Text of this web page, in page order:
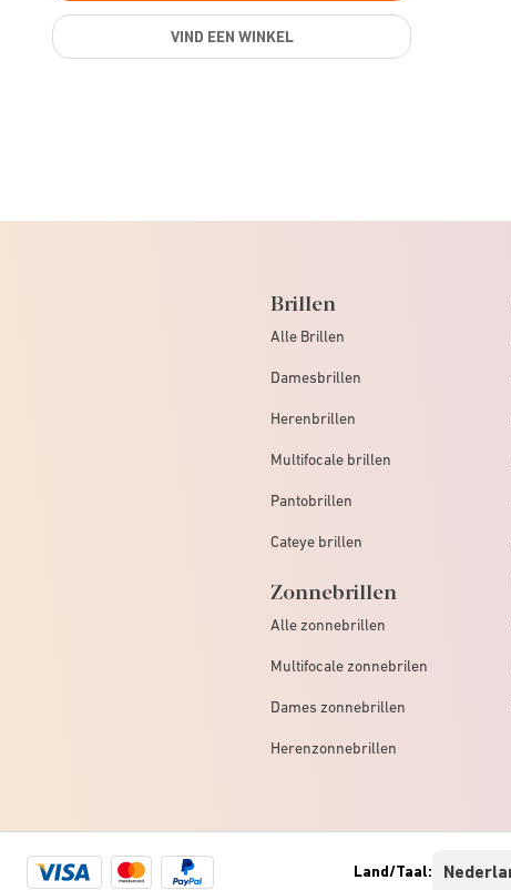
VIND EEN WINKEL
Brillen
Alle Brillen
Damesbrillen
Herenbrillen
Multifocale brillen
Pantobrillen
Cateye brillen
Zonnebrillen
Alle zonnebrillen
Multifocale zonnebrilen
Dames zonnebrillen
Herenzonnebrillen
Visa
Mastercard
Paypal Land/Taal: